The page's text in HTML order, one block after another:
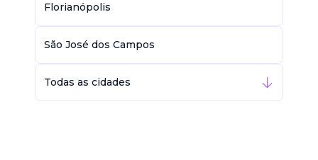
Florianópolis
São José dos Campos
Todas as cidades